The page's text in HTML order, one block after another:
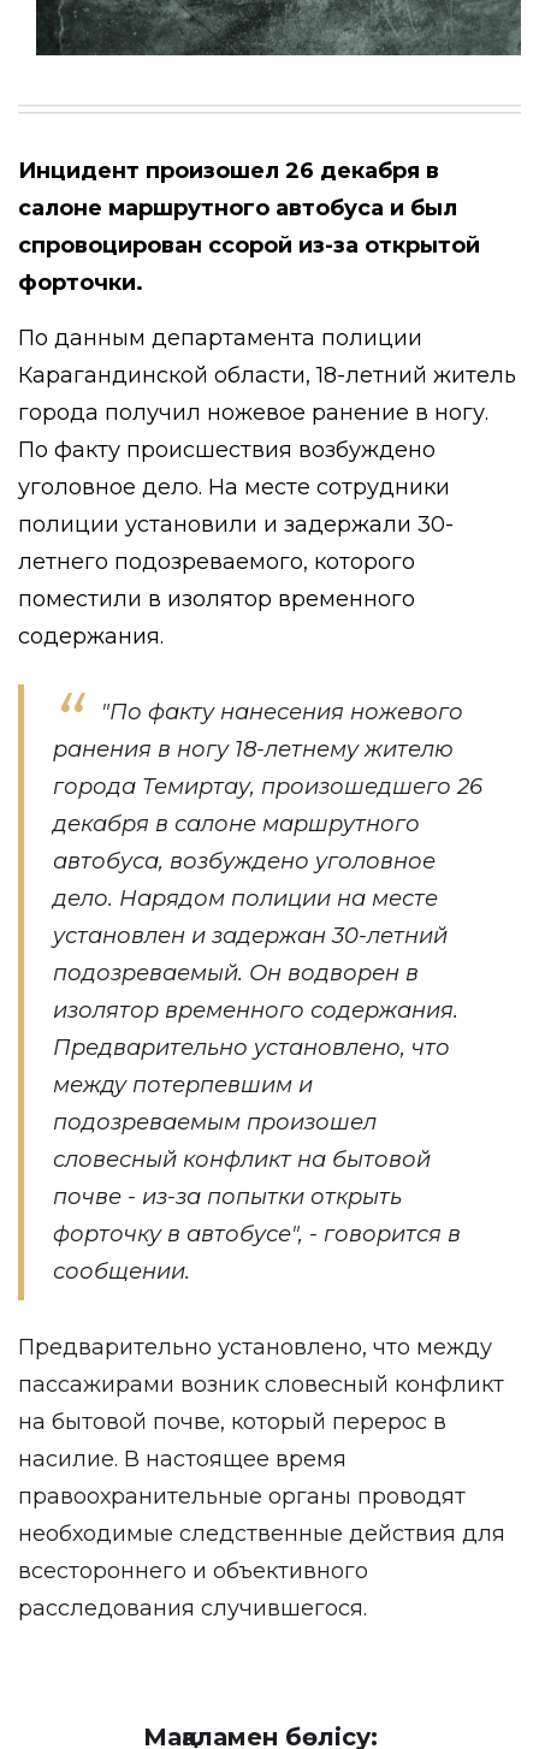
Инцидент произошел 26 декабря в
салоне маршрутного автобуса и был
спровоцирован ссорой из-за открытой
форточки.
По данным департамента полиции
Карагандинской области, 18-летний житель
города получил ножевое ранение в ногу.
По факту происшествия возбуждено
уголовное дело. На месте сотрудники
полиции установили и задержали 30-
летнего подозреваемого, которого
поместили в изолятор временного
содержания.
"По факту нанесения ножевого
ранения в ногу 18-летнему жителю
города Темиртау, произошедшего 26
декабря в салоне маршрутного
автобуса, возбуждено уголовное
дело. Нарядом полиции на месте
установлен и задержан 30-летний
подозреваемый. Он водворен в
изолятор временного содержания.
Предварительно установлено, что
между потерпевшим и
подозреваемым произошел
словесный конфликт на бытовой
почве - из-за попытки открыть
форточку в автобусе", - говорится в
сообщении.
Предварительно установлено, что между
пассажирами возник словесный конфликт
на бытовой почве, который перерос в
насилие. В настоящее время
правоохранительные органы проводят
необходимые следственные действия для
всестороннего и объективного
расследования случившегося.
Мақаламен бөлісу: